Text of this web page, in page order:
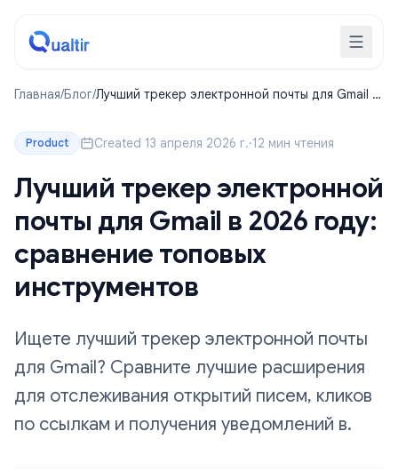
Главная/Блог/Лучший трекер электронной почты для Gmail в
Product Created 13 апреля 2026 г.·12 мин чтения
Лучший трекер электронной
почты для Gmail в 2026 году:
сравнение топовых
инструментов
Ищете лучший трекер электронной почты
для Gmail? Сравните лучшие расширения
для отслеживания открытий писем, кликов
по ссылкам и получения уведомлений в.